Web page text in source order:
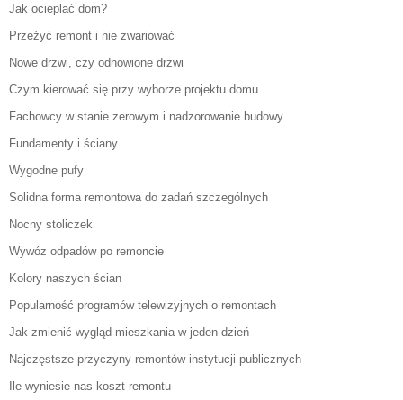
Jak ocieplać dom?
Przeżyć remont i nie zwariować
Nowe drzwi, czy odnowione drzwi
Czym kierować się przy wyborze projektu domu
Fachowcy w stanie zerowym i nadzorowanie budowy
Fundamenty i ściany
Wygodne pufy
Solidna forma remontowa do zadań szczególnych
Nocny stoliczek
Wywóz odpadów po remoncie
Kolory naszych ścian
Popularność programów telewizyjnych o remontach
Jak zmienić wygląd mieszkania w jeden dzień
Najczęstsze przyczyny remontów instytucji publicznych
Ile wyniesie nas koszt remontu